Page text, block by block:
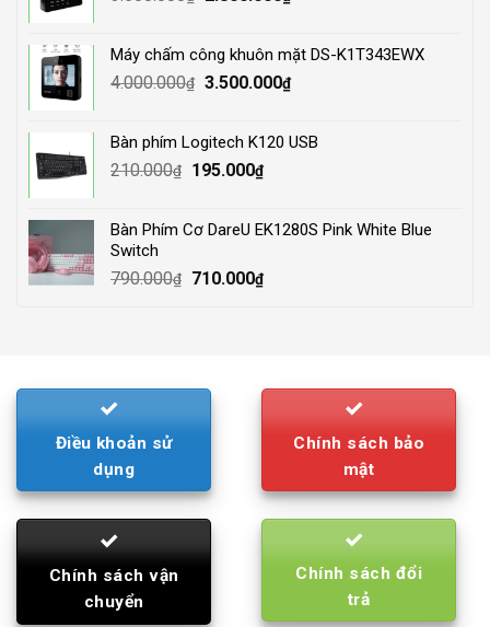
3.500.000₫.2.800.000₫.
Máy chấm công khuôn mặt DS-K1T343EWX
4.000.000₫ Original
4.000.000₫.
3.500.000₫Current
3.500.000₫.
Bàn phím Logitech K120 USB
210.000₫
Original
210.000₫.
195.000₫Current
195.000₫.
Bàn Phím Cơ DareU EK1280S Pink White Blue
Switch
790.000₫
Original
710.000₫Current
Điều khoản sử
dụng
Chính sách bảo
mật
Chính sách vận
chuyển
Chính sách đổi
trả